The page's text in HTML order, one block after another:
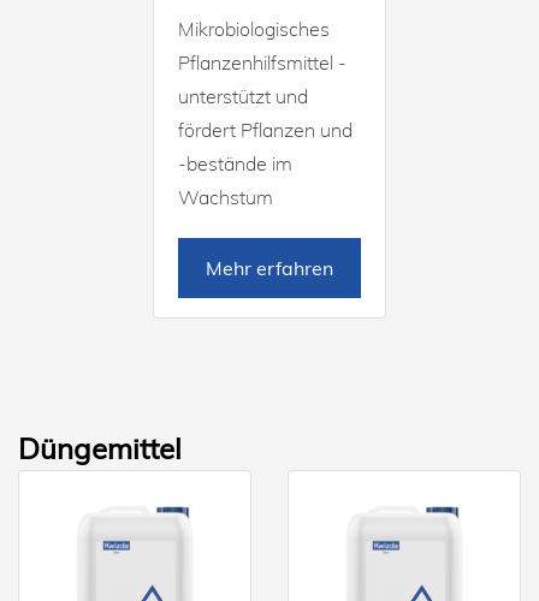
Mikrobiologisches
Pflanzenhilfsmittel -
unterstützt und
fördert Pflanzen und
-bestände im
Wachstum
Mehr erfahren
Düngemittel